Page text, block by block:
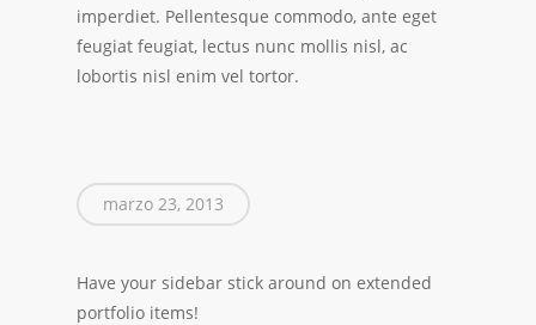
imperdiet. Pellentesque commodo, ante eget
feugiat feugiat, lectus nunc mollis nisl, ac
lobortis nisl enim vel tortor.
marzo 23, 2013
Have your sidebar stick around on extended
portfolio items!